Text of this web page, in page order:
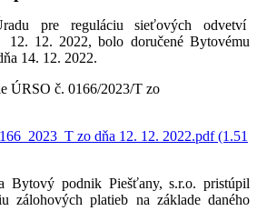
pre reguláciu sieťových odvetví
12. 2022, bolo doručené Bytovému
14. 12. 2022.
ÚRSO č. 0166/2023/T zo
zo dňa 12. 12. 2022.pdf (1.51
Bytový podnik Piešťany, s.r.o. pristúpil
zálohových platieb na základe daného